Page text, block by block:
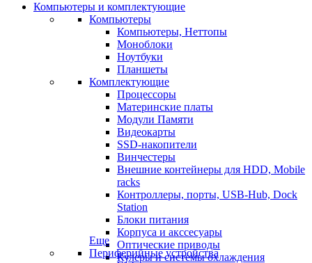
Компьютеры и комплектующие
Компьютеры
Компьютеры, Неттопы
Моноблоки
Ноутбуки
Планшеты
Комплектующие
Процессоры
Материнские платы
Модули Памяти
Видеокарты
SSD-накопители
Винчестеры
Внешние контейнеры для HDD, Mobile
racks
Контроллеры, порты, USB-Hub, Dock
Station
Блоки питания
Корпуса и акссесуары
Оптические приводы
Кулеры и системы охлаждения
Еще
Периферийные устройства